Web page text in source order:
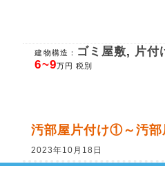
建物構造： ゴミ屋敷, 片付
6~9万円 税別
汚部屋片付け①～汚部
2023年10月18日